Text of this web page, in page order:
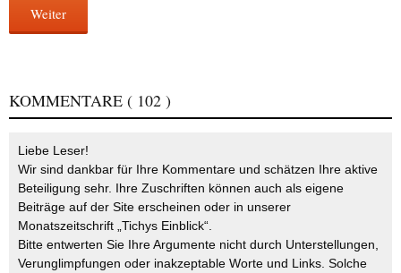
Weiter
KOMMENTARE ( 102 )
Liebe Leser!
Wir sind dankbar für Ihre Kommentare und schätzen Ihre aktive
Beteiligung sehr. Ihre Zuschriften können auch als eigene
Beiträge auf der Site erscheinen oder in unserer
Monatszeitschrift „Tichys Einblick“.
Bitte entwerten Sie Ihre Argumente nicht durch Unterstellungen,
Verunglimpfungen oder inakzeptable Worte und Links. Solche